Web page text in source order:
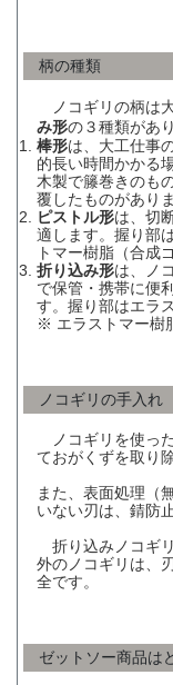
柄の種類
ノコギリの柄は
み形の３種類があ
棒形は、大工仕事
的長い時間かかる
木製で籐巻きのも
覆したものがありま
ピストル形は、切
適します。握り部
トマー樹脂（合成
折り込み形は、ノ
で保管・携帯に便
す。握り部はエラ
※ エラストマー樹
ノコギリの手入れ
ノコギリを使っ
ておがくずを取り
また、表面処理（
いない刃は、錆防
折り込みノコギ
外のノコギリは、
全です。
ゼットソー商品は